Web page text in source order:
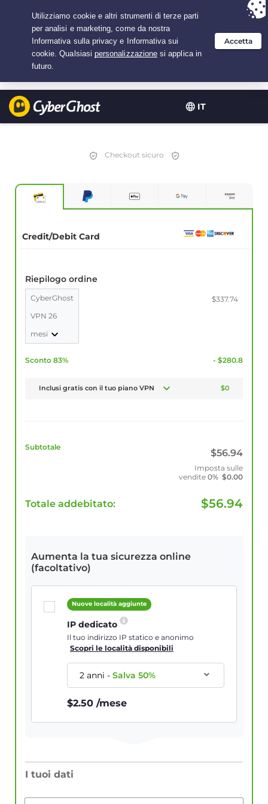
IT
L'offerta migliore per 2.1666666666667 anni a $
Checkout sicuro
Credit/Debit Card
Riepilogo ordine
CyberGhost
VPN 26
mesi
$337.74
Sconto 83% - $280.8
Inclusi gratis con il tuo piano VPN $0
Subtotale
$56.94
Imposta sulle
vendite 0% $0.00
Totale addebitato: $56.94
Aumenta la tua sicurezza online
(facoltativo)
Nuove località aggiunte
IP dedicato
Il tuo indirizzo IP statico e anonimo
Scopri le località disponibili
2 anni-Salva50%
$2.50 /mese
I tuoi dati